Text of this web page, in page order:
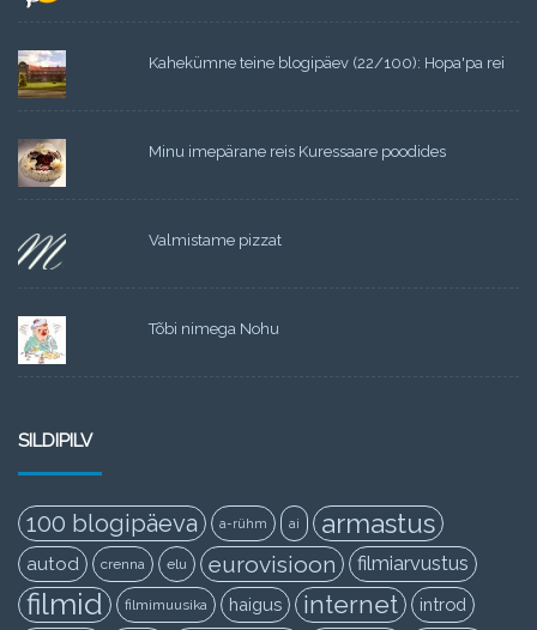
Kahekümne teine blogipäev (22/100): Hopa'pa rei
Minu imepärane reis Kuressaare poodides
Valmistame pizzat
Tõbi nimega Nohu
SILDIPILV
100 blogipäeva a-rühm ai armastus
autod crenna elu eurovisioon filmiarvustus
filmid filmimuusika haigus internet introd